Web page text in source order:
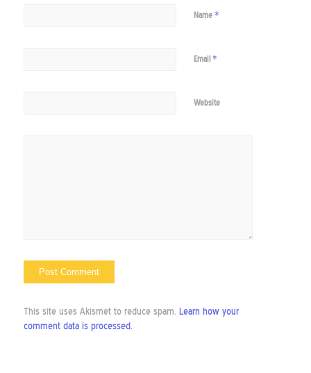
Name *
Email *
Website
This site uses Akismet to reduce spam. Learn how your
comment data is processed.